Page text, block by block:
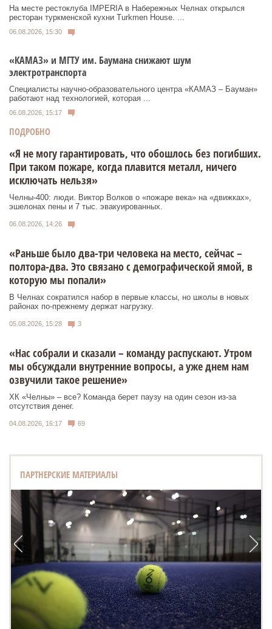
На месте рестоклуба IMPERIA в Набережных Челнах открылся
ресторан туркменской кухни Turkmen House. ...
06.08.2026, 15:30
«КАМАЗ» и МГТУ им. Баумана снижают шум
электротранспорта
Специалисты научно-образовательного центра «КАМАЗ – Бауман»
работают над технологией, которая ...
06.08.2026, 15:17
ПОДРОБНО
«Я не могу гарантировать, что обошлось без погибших.
При таком пожаре, когда плавится металл, ничего
исключать нельзя»
Челны-400: люди. Виктор Волков о «пожаре века» на «движках»,
эшелонах пены и 7 тыс. эвакуированных.
06.08.2026, 14:26
«Раньше было два-три человека на место, сейчас –
полтора-два. Это связано с демографической ямой, в
которую мы попали»
В Челнах сократился набор в первые классы, но школы в новых
районах по-прежнему держат нагрузку.
05.08.2026, 15:28 3
«Нас собрали и сказали – команду распускают. Утром
мы обсуждали внутренние вопросы, а уже днем нам
озвучили такое решение»
ХК «Челны» – все? Команда берет паузу на один сезон из-за
отсутствия денег.
04.08.2026, 16:17 69
ПАРТНЕРСКИЕ МАТЕРИАЛЫ